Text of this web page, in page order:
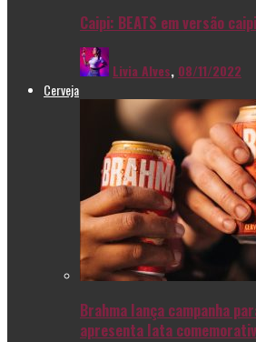
Caipi: BEATS em versão
Livia Alves, 08/11/2022
Cerveja
Brahma lança campanha
apresenta lata